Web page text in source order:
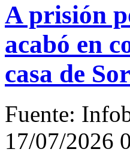
A prisión
acabó en
casa de
Fuente:
17/07/2026